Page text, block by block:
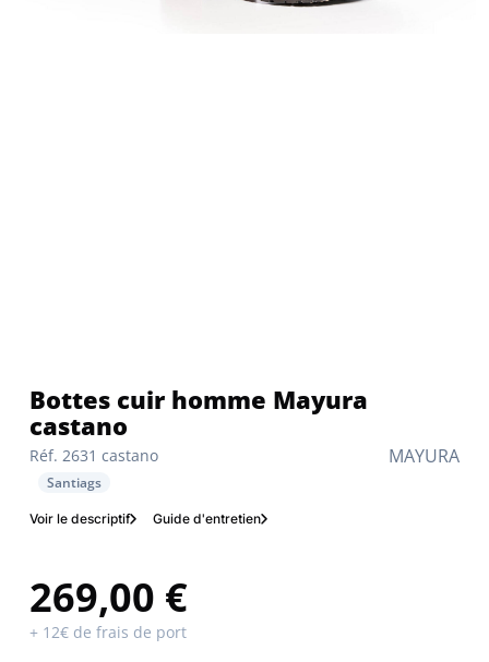
MAYURA
Réf. 2631 castano
Bottes cuir homme Mayura
castano
Santiags
Voir le descriptif Guide d'entretien
269,00 €
+ 12€ de frais de port